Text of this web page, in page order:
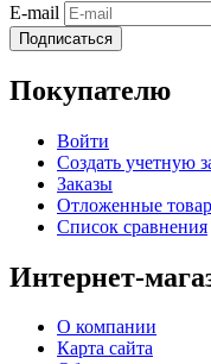
E-mail
Подписаться
Покупателю
Войти
Создать учетную
Заказы
Отложенные
Список сравнения
Интернет-
О компании
Карта сайта